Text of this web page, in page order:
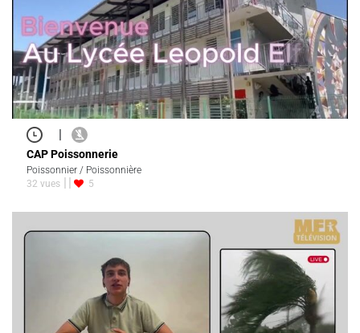
|
CAP Poissonnerie
Poissonnier / Poissonnière
32 vues
5